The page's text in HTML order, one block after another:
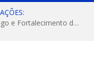
Convite: Encontro da APAIGAL: Diálogo e Fortalecimento da Agricultura Familiar